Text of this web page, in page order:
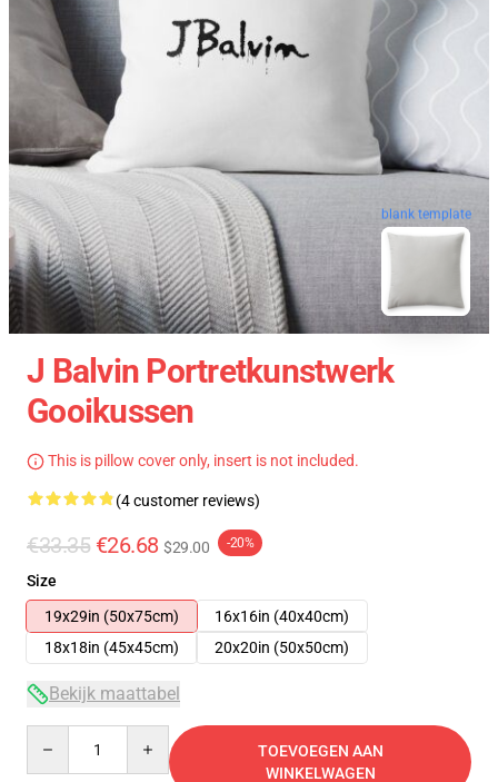
blank template
J Balvin Portretkunstwerk
Gooikussen
This is pillow cover only, insert is not included.
(4 customer reviews)
€33.35 €26.68 $29.00 -20%
Size
19x29in (50x75cm)
16x16in (40x40cm)
18x18in (45x45cm)
20x20in (50x50cm)
Bekijk maattabel
TOEVOEGEN AAN
WINKELWAGEN